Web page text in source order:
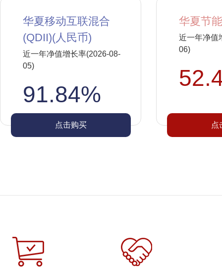
华夏移动互联混合
(QDII)(人民币)
近一年净值增长率(2026-08-
05)
91.84%
点击购买
华夏节
近一年净值
06)
点